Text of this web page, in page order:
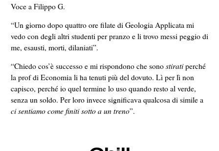
Voce a Filippo G.
“Un giorno dopo quattro ore filate di Geologia Applicata mi
vedo con degli altri studenti per pranzo e li trovo messi peggio di
me, esausti, morti, dilaniati”.
“Chiedo cos’è successo e mi rispondono che sonostiratiperché
la prof di Economia li ha tenuti più del dovuto. Lì per lì non
capisco, perché io quel termine lo uso quando resto al verde,
senza un soldo. Per loro invece significava qualcosa di simile a
ci sentiamo come finiti sotto a un treno”.